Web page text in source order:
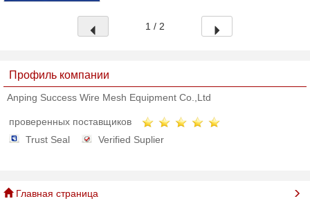
1 / 2
Профиль компании
Anping Success Wire Mesh Equipment Co.,Ltd
проверенных поставщиков
Trust Seal
Verified Suplier
Главная страница